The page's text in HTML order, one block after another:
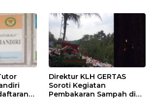
Direktur KLH GERTAS
Soroti Kegiatan
Pembakaran Sampah di